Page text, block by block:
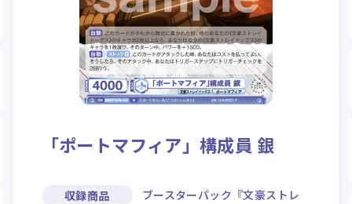
「ポートマフィア」構成員 銀
収録商品
ブースターパック『文豪ストレ